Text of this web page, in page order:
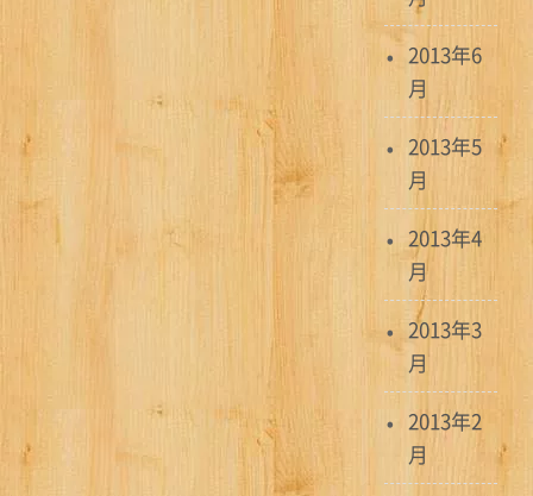
2013年6
月
2013年5
月
2013年4
月
2013年3
月
2013年2
月